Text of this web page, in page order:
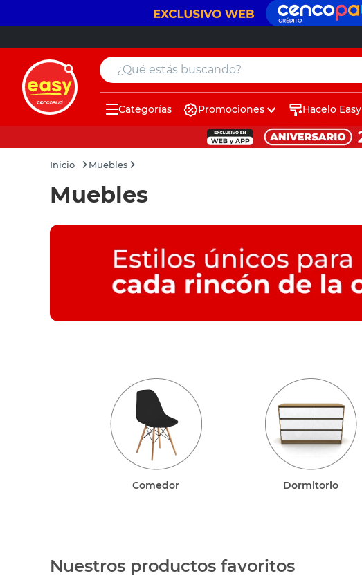
¿Qué estás buscando?
Categorías Promociones Hacelo Easy
Muebles
Muebles
Comedor Dormitorio
Nuestros productos favoritos
muebles
sillon
espejo
sillas
vanitory